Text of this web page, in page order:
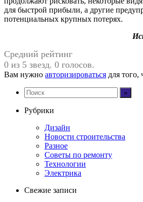
для быстрой прибыли, а другие
потенциальных крупных потерях.
Средний рейтинг
0 из 5 звезд. 0 голосов.
Вам нужно авторизироваться для того,
Рубрики
Дизайн
Новости строительства
Разное
Советы по ремонту
Технологии
Электрика
Свежие записи